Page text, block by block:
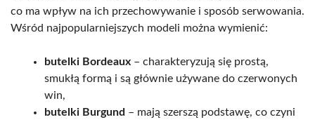
co ma wpływ na ich przechowywanie i sposób serwowania.
Wśród najpopularniejszych modeli można wymienić:
butelki Bordeaux – charakteryzują się prostą,
smukłą formą i są głównie używane do czerwonych
win,
butelki Burgund – mają szerszą podstawę, co czyni